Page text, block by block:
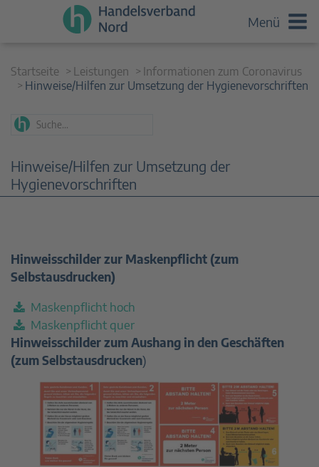
Menü
Startseite Leistungen
Informationen zum Coronavirus
Hinweise/Hilfen zur Umsetzung der Hygienevorschriften
Hinweise/Hilfen zur Umsetzung der
Hygienevorschriften
Hinweisschilder zur Maskenpflicht (zum
Selbstausdrucken)
Maskenpflicht hoch
Maskenpflicht quer
Hinweisschilder zum Aushang in den Geschäften
(zum Selbstausdrucken)